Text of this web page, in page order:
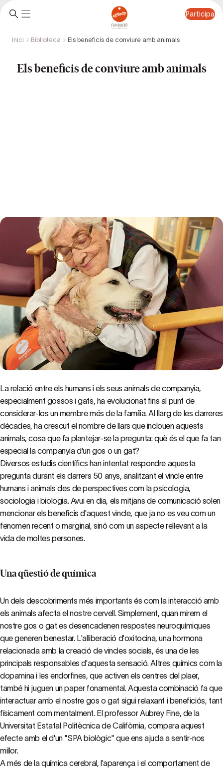
Participa
Inici Biblioteca Els beneficis de conviure amb animals
Els beneficis de conviure amb animals
La relació entre els humans i els seus animals de companyia,
especialment gossos i gats, ha evolucionat fins al punt de
considerar-los un membre més de la família. Al llarg de les darreres
dècades, ha crescut el nombre de llars que inclouen aquests
animals, cosa que fa plantejar-se la pregunta: què és el que fa tan
especial la companyia d'un gos o un gat?
Diversos estudis científics han intentat respondre aquesta
pregunta durant els darrers 50 anys, analitzant el vincle entre
humans i animals des de perspectives com la psicologia,
sociologia i biologia. Avui en dia, els mitjans de comunicació solen
mencionar els beneficis d'aquest vincle, que ja no es veu com un
fenomen recent o marginal, sinó com un aspecte rellevant a la
vida de moltes persones.
Una qüestió de química
Un dels descobriments més importants és com la interacció amb
els animals afecta el nostre cervell. Simplement, quan mirem el
nostre gos o gat es desencadenen respostes neuroquímiques
que generen benestar. L'alliberació d'oxitocina, una hormona
relacionada amb la creació de vincles socials, és una de les
principals responsables d'aquesta sensació. Altres químics com la
dopamina i les endorfines, que activen els centres del plaer,
també hi juguen un paper fonamental. Aquesta combinació fa que
interactuar amb el nostre gos o gat sigui relaxant i beneficiós, tant
físicament com mentalment. El professor Aubrey Fine, de la
Universitat Estatal Politècnica de Califòrnia, compara aquest
efecte amb el d'un "SPA biològic" que ens ajuda a sentir-nos
millor.
A més de la química cerebral, l'aparença i el comportament de